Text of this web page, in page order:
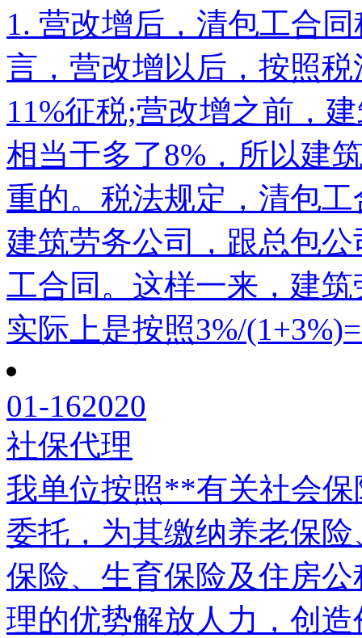
1. 营改增后，清包工合
言，营改增以后，按照
11%征税;营改增之前，
相当于多了8%，所以建
重的。税法规定，清包
建筑劳务公司，跟总包
工合同。这样一来，建
实际上是按照3%/
01-162020
社保代理
我单位按照**有关社会
委托，为其缴纳养老保
保险、生育保险及住房
理的优势解放人力，创